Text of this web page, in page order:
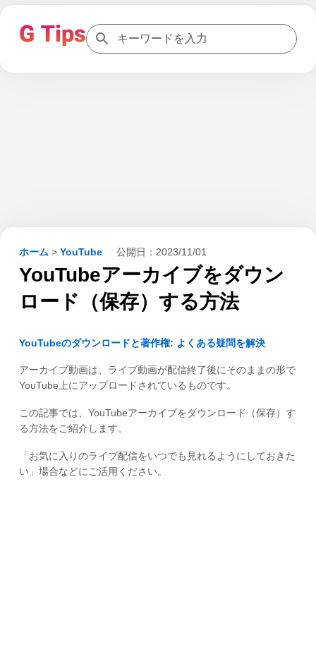
ホーム > YouTube 公開日： 2023/11/01
YouTubeアーカイブをダウン
ロード（保存）する方法
YouTubeのダウンロードと著作権: よくある疑問を解決
アーカイブ動画は、ライブ動画が配信終了後にそのままの形で
YouTube上にアップロードされているものです。
この記事では、YouTubeアーカイブをダウンロード（保存）す
る方法をご紹介します。
「お気に入りのライブ配信をいつでも見れるようにしておきた
い」場合などにご活用ください。